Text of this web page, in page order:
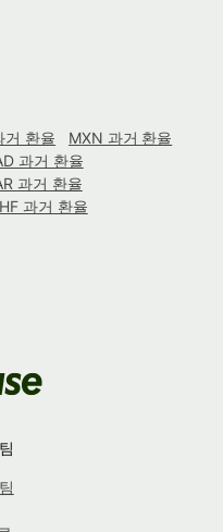
거 환율
MXN 과거 환율
과거 환율
과거 환율
과거 환율